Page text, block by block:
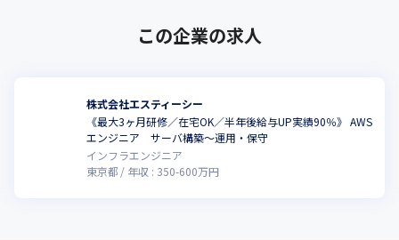
この企業の求人
株式会社エスティーシー
《最大3ヶ月研修／在宅OK／半年後給与UP実績90％》 AWS
エンジニア サーバ構築～運用・保守
インフラエンジニア
東京都
年収 : 350-600万円